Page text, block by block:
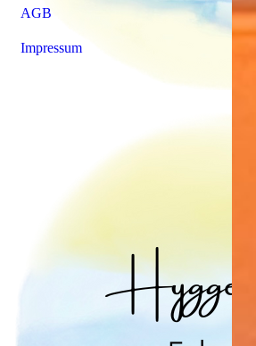
AGB
Impressum